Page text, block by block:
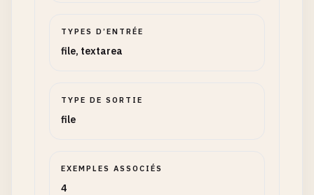
TYPES D’ENTRÉE
file, textarea
TYPE DE SORTIE
file
EXEMPLES ASSOCIÉS
4